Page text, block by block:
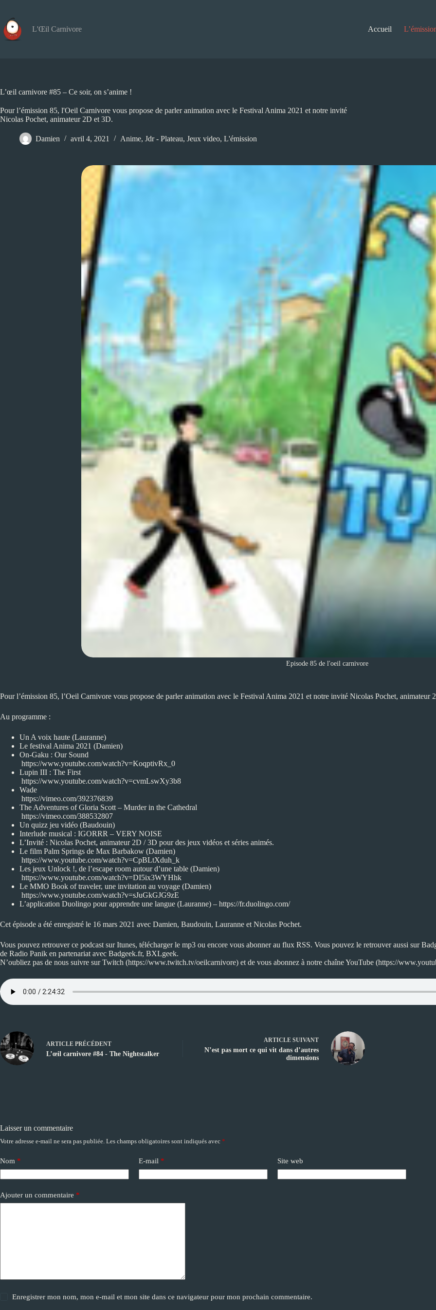
contenu
L'Œil Carnivore
Accueil
L’œil carnivore #85 – Ce soir, on s’anime !
Pour l’émission 85, l'Oeil Carnivore vous propose de parler animation avec le Festival Anima 2021 et notre invité
Nicolas Pochet, animateur 2D et 3D.
Damien avril 4, 2021 Anime, Jdr - Plateau, Jeux video, L'émission
Episode 85 de l'oeil carnivore
Pour l’émission 85, l’Oeil Carnivore vous propose de parler animation avec le Festival Anima 2021 et notre invité Nicolas Pochet, animateur
Au programme :
Un A voix haute (Lauranne)
Le festival Anima 2021 (Damien)
On-Gaku : Our Sound
https://www.youtube.com/watch?v=KoqptivRx_0
Lupin III : The First
https://www.youtube.com/watch?v=cvmLswXy3b8
Wade
https://vimeo.com/392376839
The Adventures of Gloria Scott – Murder in the Cathedral
https://vimeo.com/388532807
Un quizz jeu vidéo (Baudouin)
Interlude musical : IGORRR – VERY NOISE
L’Invité : Nicolas Pochet, animateur 2D / 3D pour des jeux vidéos et séries animés.
Le film Palm Springs de Max Barbakow (Damien)
https://www.youtube.com/watch?v=CpBLtXduh_k
Les jeux Unlock !, de l’escape room autour d’une table (Damien)
https://www.youtube.com/watch?v=DI5ix3WYHhk
Le MMO Book of traveler, une invitation au voyage (Damien)
https://www.youtube.com/watch?v=sJuGkGJG9zE
L’application Duolingo pour apprendre une langue (Lauranne) – https://fr.duolingo.com/
Cet épisode a été enregistré le 16 mars 2021 avec Damien, Baudouin, Lauranne et Nicolas Pochet.
Vous pouvez retrouver ce podcast surItunes, télécharger le mp3 ou encore vous abonner au flux RSS. Vous pouvez le retrouver aussi sur
de Radio Panik en partenariat avec Badgeek.fr, BXLgeek.
N’oubliez pas de nous suivre sur Twitch (https://www.twitch.tv/oeilcarnivore) et de vous abonnez à notre chaîne YouTube (https://
ARTICLE PRÉCÉDENT
L’œil carnivore #84 - The Nightstalker
ARTICLE SUIVANT
N’est pas mort ce qui vit dans d’autres
dimensions
Laisser un commentaire
Votre adresse e-mail ne sera pas publiée. Les champs obligatoires sont indiqués avec *
Nom * E-mail * Site web
Ajouter un commentaire *
Enregistrer mon nom, mon e-mail et mon site dans ce navigateur pour mon prochain commentaire.
A
t
e
a
t